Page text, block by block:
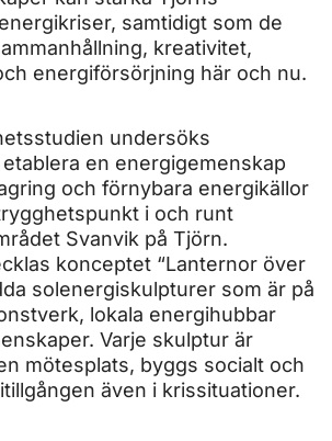
samtidigt som de
kreativitet,
energiförsörjning här och nu.
undersöks
en energigemenskap
och förnybara energikällor
i och runt
Svanvik på Tjörn.
konceptet “Lanternor över
solenergiskulpturer som är på
lokala energihubbar
Varje skulptur är
mötesplats, byggs socialt och
även i krissituationer.